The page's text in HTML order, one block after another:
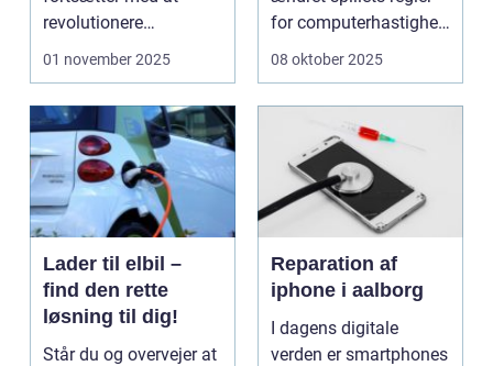
revolutionere
forskellige sektorer, er
01 november 2025
for computerhastighed
og effekt...
08 oktober 2025
Lader til elbil –
find den rette
løsning til dig!
Står du og overvejer at
Reparation af
iphone i aalborg
I dagens digitale
verden er smartphones